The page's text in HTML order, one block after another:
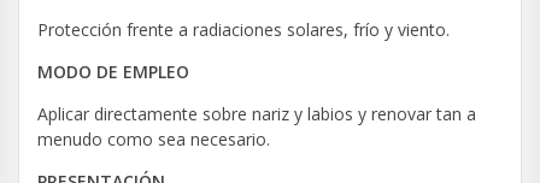
Protección frente a radiaciones solares, frío y viento.
MODO DE EMPLEO
Aplicar directamente sobre nariz y labios y renovar tan a
menudo como sea necesario.